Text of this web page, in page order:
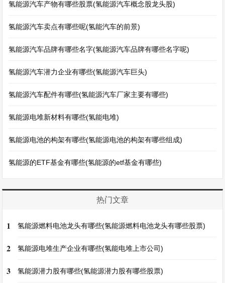
氢能源汽车产物有哪些股票(氢能源汽车概念股龙头股)
氢能源汽车卖点有哪些呢(氢能汽车的前景)
氢能源汽车品牌有哪些名字(氢能源汽车品牌有哪些名字呢)
氢能源汽车潜力企业有哪些(氢能源汽车巨头)
氢能源汽车配件有哪些(氢能源汽车厂家主要有哪些)
氢能源电堆新材料有哪些(氢能电堆)
氢能源电池的构架有哪些(氢能源电池的构架有哪些组成)
氢能源的ETF基金有哪些(氢能源的etf基金有哪些)
热门文章
1 氢能源燃料电池龙头有哪些(氢能源燃料电池龙头有哪些股票)
2 氢能源电堆生产企业有哪些(氢能电堆上市公司)
3 氢能源潜力股有哪些(氢能源潜力股有哪些股票)